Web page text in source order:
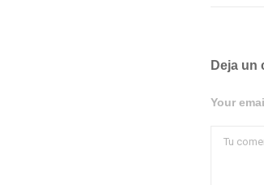
Deja un
Your